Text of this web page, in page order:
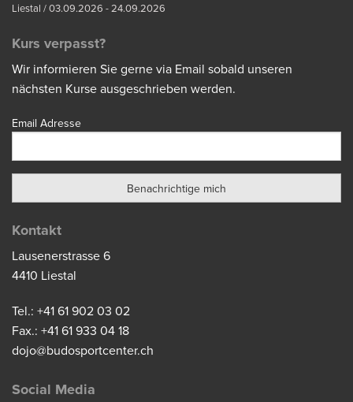
Liestal / 03.09.2026 - 24.09.2026
Kurs verpasst?
Wir informieren Sie gerne via Email sobald unseren
nächsten Kurse ausgeschrieben werden.
Email Adresse
Kontakt
Lausenerstrasse 6
4410 Liestal
Tel.: +41 61 902 03 02
Fax.: +41 61 933 04 18
dojo@budosportcenter.ch
Social Media